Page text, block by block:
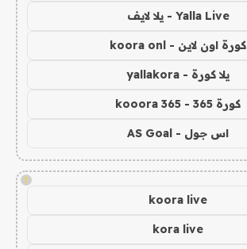
Yalla Live - يلا لايف
كورة اون لاين - koora onl
يلا كورة - yallakora
كورة 365 - kooora 365
اس جول - AS Goal
!
koora live
kora live